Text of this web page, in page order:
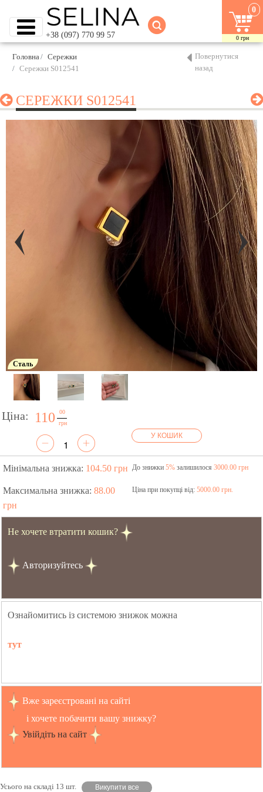
+38 (097) 770 99 57
0
0 грн
Головна
Сережки
Сережки S012541
Повернутися
назад
СЕРЕЖКИ S012541
Сталь
Ціна: 110
00
грн
У КОШИК
Мінімальна знижка: 104.50 грн До знижки 5%залишилося 3000.00 грн
Максимальна знижка: 88.00
грн
Ціна при покупці від: 5000.00 грн.
Не хочете втратити кошик?
Авторизуйтесь
Ознайомитись із системою знижок можна
тут
Вже зареєстровані на сайті
і хочете побачити вашу знижку?
Увійдіть на сайт
Усього на складі 13 шт. Викупити все